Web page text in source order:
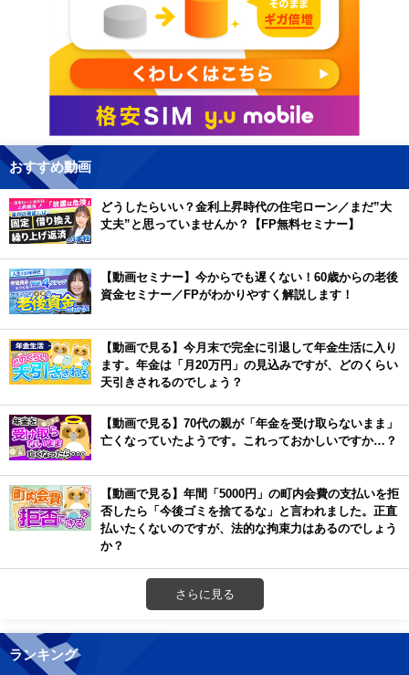
おすすめ動画
どうしたらいい？金利上昇時代の住宅ローン／まだ”大
丈夫”と思っていませんか？【FP無料セミナー】
【動画セミナー】今からでも遅くない！60歳からの老後
資金セミナー／FPがわかりやすく解説します！
【動画で見る】今月末で完全に引退して年金生活に入り
ます。年金は「月20万円」の見込みですが、どのくらい
天引きされるのでしょう？
【動画で見る】70代の親が「年金を受け取らないまま」
亡くなっていたようです。これっておかしいですか…？
【動画で見る】年間「5000円」の町内会費の支払いを拒
否したら「今後ゴミを捨てるな」と言われました。正直
払いたくないのですが、法的な拘束力はあるのでしょう
か？
さらに見る
ランキング